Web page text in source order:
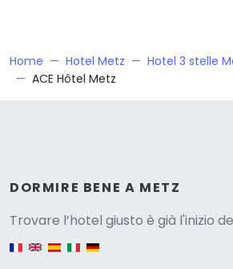
Home Hotel Metz
Hotel 3 stelle
ACE Hôtel Metz
DORMIRE BENE A METZ
Trovare l’hotel giusto è già l'inizio